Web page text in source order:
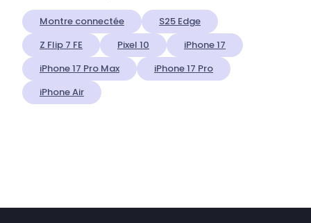
Montre connectée
S25 Edge
Z Flip 7 FE
Pixel 10
iPhone 17
iPhone 17 Pro Max
iPhone 17 Pro
iPhone Air